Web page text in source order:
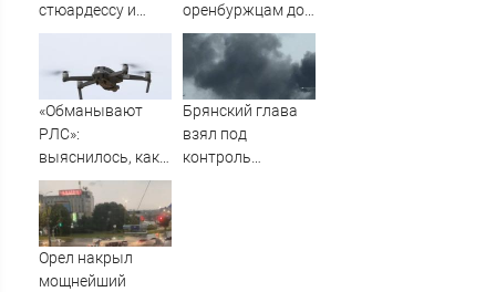
стюардессу и
попал под арест -
оренбуржцам до
+39°С, а затем -
грозы и
шквалистый
ветер
«Обманывают
РЛС»:
выяснилось, как
дроны ВСУ
долетели до
Екатеринбурга
Брянский глава
взял под
контроль
Орел накрыл
мощнейший